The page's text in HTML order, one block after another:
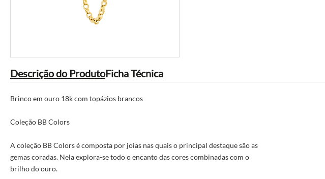
Descrição do ProdutoFicha Técnica
Brinco em ouro 18k com topázios brancos
Coleção BB Colors
A coleção BB Colors é composta por joias nas quais o principal destaque são as
gemas coradas. Nela explora-se todo o encanto das cores combinadas com o
brilho do ouro.